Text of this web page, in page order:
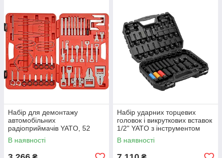
Набір для демонтажу
автомобільних
радіоприймачів YATO, 52
передм
В наявності
Набір ударних торцевих
головок і викруткових вставок
1/2" YATO з інструментом
64елем YT-10260
В наявності